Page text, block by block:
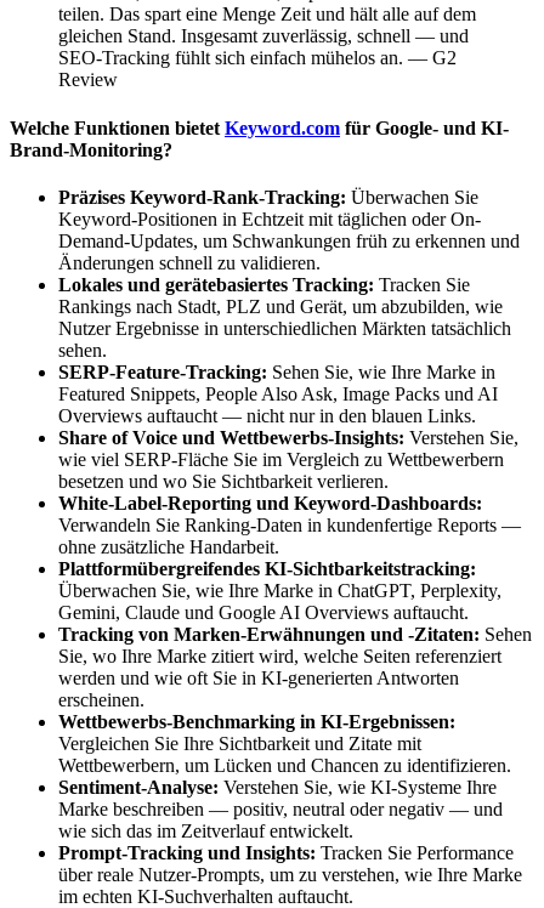
teilen. Das spart eine Menge Zeit und hält alle auf dem
gleichen Stand. Insgesamt zuverlässig, schnell — und
SEO-Tracking fühlt sich einfach mühelos an. — G2
Review
Welche Funktionen bietet Keyword.com für Google- und KI-
Brand-Monitoring?
Präzises Keyword-Rank-Tracking: Überwachen Sie
Keyword-Positionen in Echtzeit mit täglichen oder On-
Demand-Updates, um Schwankungen früh zu erkennen und
Änderungen schnell zu validieren.
Lokales und gerätebasiertes Tracking: Tracken Sie
Rankings nach Stadt, PLZ und Gerät, um abzubilden, wie
Nutzer Ergebnisse in unterschiedlichen Märkten tatsächlich
sehen.
SERP-Feature-Tracking: Sehen Sie, wie Ihre Marke in
Featured Snippets, People Also Ask, Image Packs und AI
Overviews auftaucht — nicht nur in den blauen Links.
Share of Voice und Wettbewerbs-Insights: Verstehen Sie,
wie viel SERP-Fläche Sie im Vergleich zu Wettbewerbern
besetzen und wo Sie Sichtbarkeit verlieren.
White-Label-Reporting und Keyword-Dashboards:
Verwandeln Sie Ranking-Daten in kundenfertige Reports —
ohne zusätzliche Handarbeit.
Plattformübergreifendes KI-Sichtbarkeitstracking:
Überwachen Sie, wie Ihre Marke in ChatGPT, Perplexity,
Gemini, Claude und Google AI Overviews auftaucht.
Tracking von Marken-Erwähnungen und -Zitaten: Sehen
Sie, wo Ihre Marke zitiert wird, welche Seiten referenziert
werden und wie oft Sie in KI-generierten Antworten
erscheinen.
Wettbewerbs-Benchmarking in KI-Ergebnissen:
Vergleichen Sie Ihre Sichtbarkeit und Zitate mit
Wettbewerbern, um Lücken und Chancen zu identifizieren.
Sentiment-Analyse: Verstehen Sie, wie KI-Systeme Ihre
Marke beschreiben — positiv, neutral oder negativ — und
wie sich das im Zeitverlauf entwickelt.
Prompt-Tracking und Insights: Tracken Sie Performance
über reale Nutzer-Prompts, um zu verstehen, wie Ihre Marke
im echten KI-Suchverhalten auftaucht.